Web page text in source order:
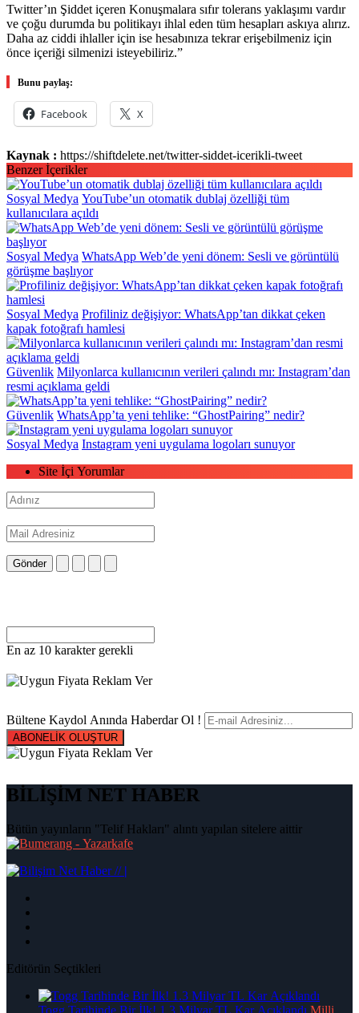
Twitter’ın Şiddet içeren Konuşmalara sıfır tolerans yaklaşımı vardır
ve çoğu durumda bu politikayı ihlal eden tüm hesapları askıya alırız.
Daha az ciddi ihlaller için ise hesabınıza tekrar erişebilmeniz için
önce içeriği silmenizi isteyebiliriz.”
Bunu paylaş:
Facebook X
Kaynak : https://shiftdelete.net/twitter-siddet-icerikli-tweet
Benzer İçerikler
Sosyal Medya YouTube’un otomatik dublaj özelliği tüm
kullanıcılara açıldı
Sosyal Medya WhatsApp Web’de yeni dönem: Sesli ve görüntülü
görüşme başlıyor
Sosyal Medya Profiliniz değişiyor: WhatsApp’tan dikkat çeken
kapak fotoğrafı hamlesi
Güvenlik Milyonlarca kullanıcının verileri çalındı mı: Instagram’dan
resmi açıklama geldi
Güvenlik WhatsApp’ta yeni tehlike: “GhostPairing” nedir?
Sosyal Medya Instagram yeni uygulama logoları sunuyor
Site İçi Yorumlar
Gönder
En az 10 karakter gerekli
Bültene Kaydol Anında Haberdar Ol !
ABONELİK OLUŞTUR
BİLİŞİM NET HABER
Bütün yayınların "Telif Hakları" alıntı yapılan sitelere aittir
|
Editörün Seçtikleri
Togg Tarihinde Bir İlk! 1.3 Milyar TL Kar Açıklandı Milli